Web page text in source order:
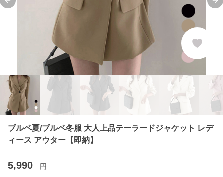
Previous slide
ブルベ夏/ブルベ冬服 大人上品テーラードジャケット レデ
ィース アウター【即納】
5,990 円